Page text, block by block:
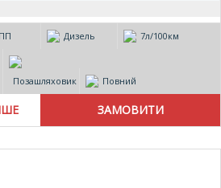
Дизель 7л/100км
Позашляховик Повний